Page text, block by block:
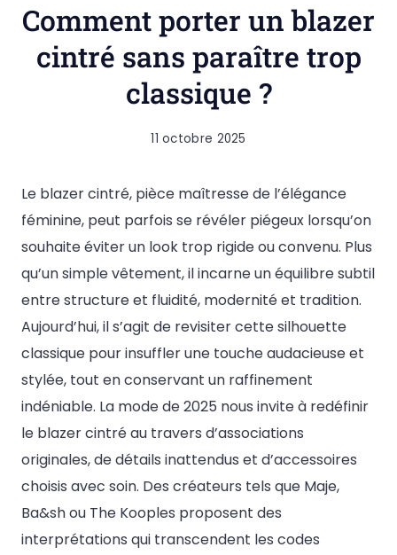
Comment porter un blazer
cintré sans paraître trop
classique ?
11 octobre 2025
Le blazer cintré, pièce maîtresse de l’élégance
féminine, peut parfois se révéler piégeux lorsqu’on
souhaite éviter un look trop rigide ou convenu. Plus
qu’un simple vêtement, il incarne un équilibre subtil
entre structure et fluidité, modernité et tradition.
Aujourd’hui, il s’agit de revisiter cette silhouette
classique pour insuffler une touche audacieuse et
stylée, tout en conservant un raffinement
indéniable. La mode de 2025 nous invite à redéfinir
le blazer cintré au travers d’associations
originales, de détails inattendus et d’accessoires
choisis avec soin. Des créateurs tels que Maje,
Ba&sh ou The Kooples proposent des
interprétations qui transcendent les codes